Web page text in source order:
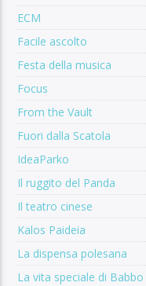
ECM
Facile ascolto
Festa della musica
Focus
From the Vault
Fuori dalla Scatola
IdeaParko
Il ruggito del Panda
Il teatro cinese
Kalos Paideia
La dispensa polesana
La vita speciale di